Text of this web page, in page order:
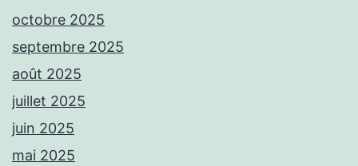
octobre 2025
septembre 2025
août 2025
juillet 2025
juin 2025
mai 2025